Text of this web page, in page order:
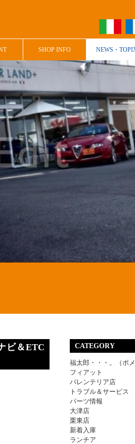
SHOP INFO NEWS・
ビ＆ETC
CATEGORY
福太郎・・・。（ポメ
フィアット
バレンテリア店
トラブル＆サービス
パーツ情報
大津店
栗東店
新着入庫
ランチア